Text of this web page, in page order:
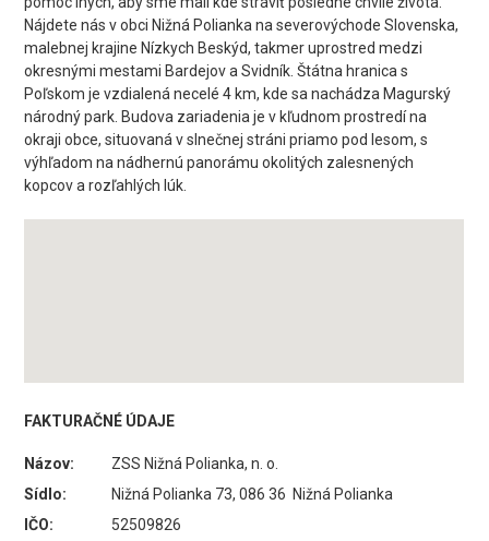
Nájdete nás v obci Nižná Polianka na severovýchode Slovenska,
malebnej krajine Nízkych Beskýd, takmer uprostred medzi
okresnými mestami Bardejov a Svidník. Štátna hranica s
Poľskom je vzdialená necelé 4 km, kde sa nachádza Magurský
národný park. Budova zariadenia je v kľudnom prostredí na
okraji obce, situovaná v slnečnej stráni priamo pod lesom, s
výhľadom na nádhernú panorámu okolitých zalesnených
kopcov a rozľahlých lúk.
FAKTURAČNÉ ÚDAJE
Názov:
ZSS Nižná Polianka, n. o.
Sídlo:
Nižná Polianka 73, 086 36 Nižná Polianka
IČO:
52509826